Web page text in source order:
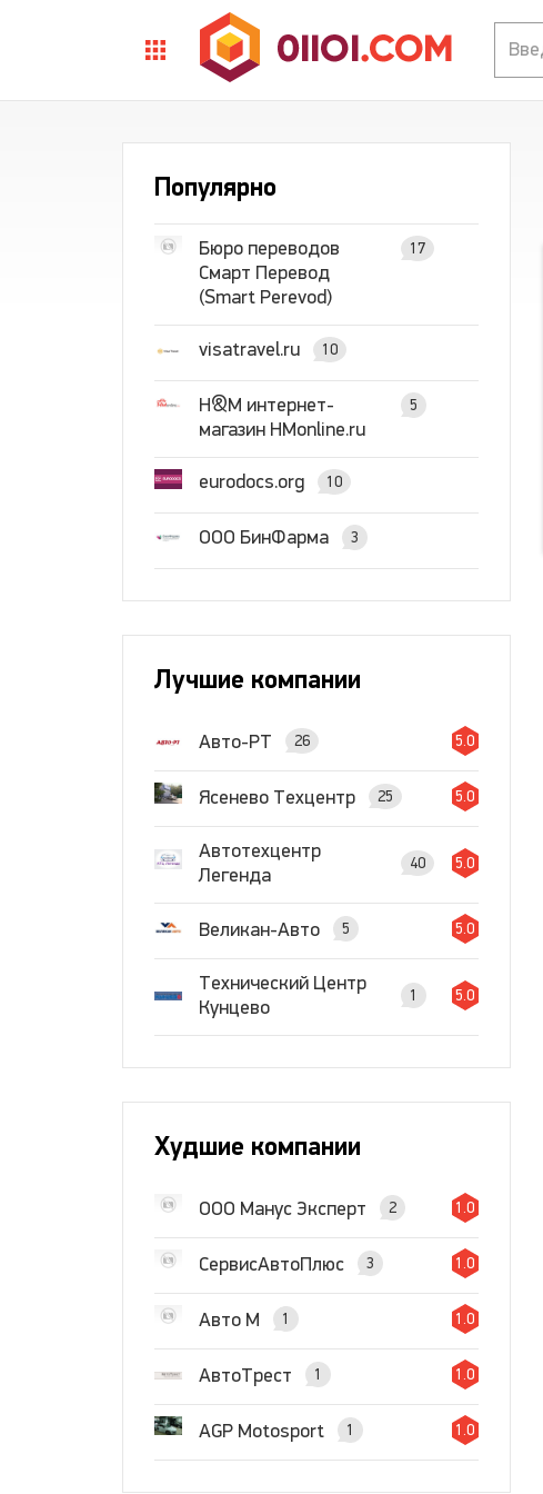
Популярно
Бюро переводов
Смарт Перевод
(Smart Perevod)
17
visatravel.ru 10
H&M интернет-
магазин HMonline.ru
5
eurodocs.org 10
ООО БинФарма 3
Лучшие компании
Авто-РТ 26 5.0
Ясенево Техцентр 25 5.0
Автотехцентр
Легенда
40 5.0
Великан-Авто 5 5.0
Технический Центр
Кунцево
1 5.0
Худшие компании
ООО Манус Эксперт 2 1.0
СервисАвтоПлюс 3 1.0
Авто М 1 1.0
АвтоТрест 1 1.0
AGP Motosport 1 1.0